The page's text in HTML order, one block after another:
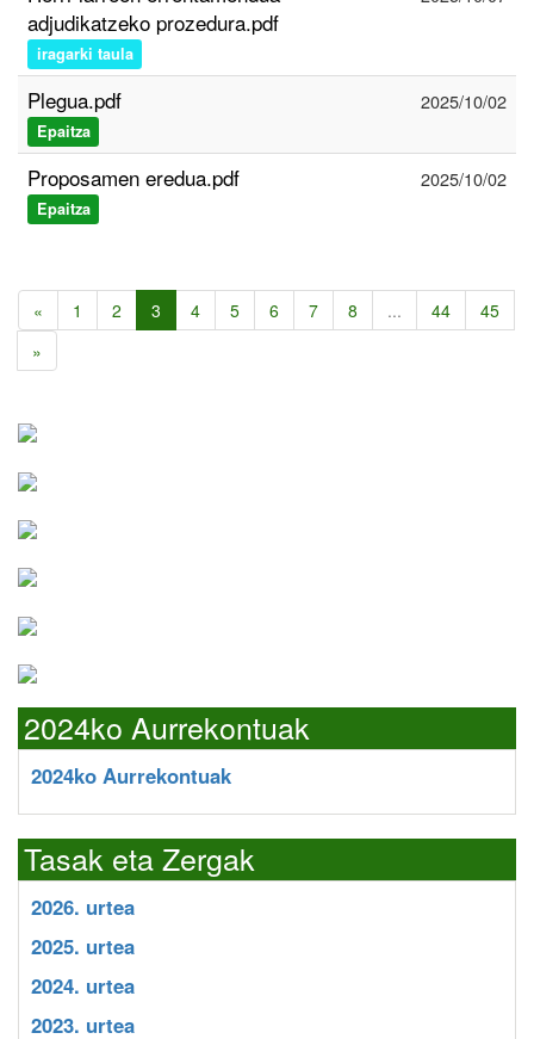
adjudikatzeko prozedura.pdf
iragarki taula
Plegua.pdf
Epaitza
2025/10/02
Proposamen eredua.pdf
Epaitza
2025/10/02
« 1 2 3 4 5 6 7 8 ... 44
45
»
2024ko Aurrekontuak
2024ko Aurrekontuak
Tasak eta Zergak
2026. urtea
2025. urtea
2024. urtea
2023. urtea